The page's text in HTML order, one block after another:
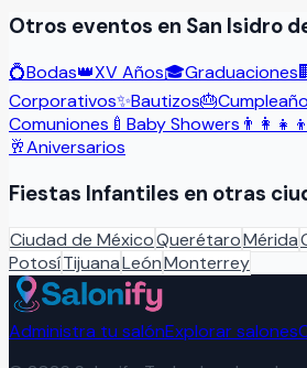
Otros eventos en San Isidro
💍Bodas👑XV Años🎓Graduaciones
Corporativos✨Bautizos🎂
Comuniones 🍼 Baby Showers 👨‍👩‍👧‍👦
🥂Aniversarios
Fiestas Infantiles en otras
Ciudad de MéxicoQuerétaroMérida
PotosíTijuanaLeónMonterrey
Administra tu salónExplorar salones